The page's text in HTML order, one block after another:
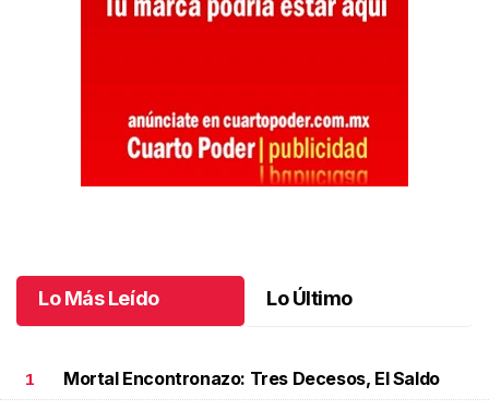
Lo Más Leído Lo Último
1 Mortal Encontronazo: Tres Decesos, El Saldo